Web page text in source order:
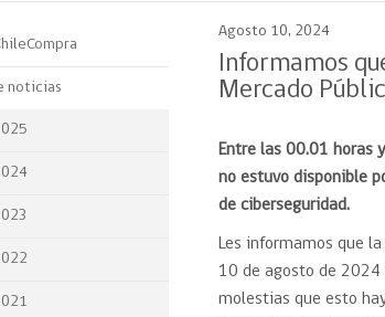
objetivos
Organigrama
Participación Ciudadana
Reportes Ley de Inclusión
ChileCompra
Eficiencia
Capacitación
Certificación
Centro de Ayuda
Asesorías
noticias
Agosto 10, 2024
Informamos
Mercado
Entre las 00.01 horas
no estuvo disponible
de ciberseguridad.
Les informamos que
10 de agosto de
molestias que esto